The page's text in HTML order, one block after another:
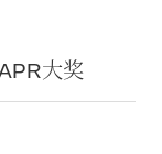
大奖